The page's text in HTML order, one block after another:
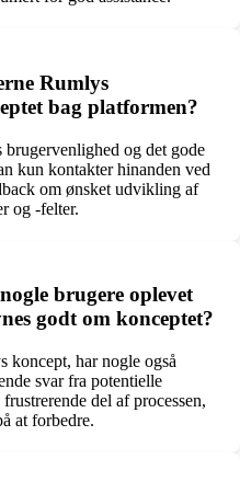
Rumlys
bag platformen?
og det gode
kun kontakter hinanden ved
om ønsket udvikling af
og -felter.
brugere oplevet
godt om konceptet?
koncept, har nogle også
svar fra potentielle
del af processen,
at forbedre.